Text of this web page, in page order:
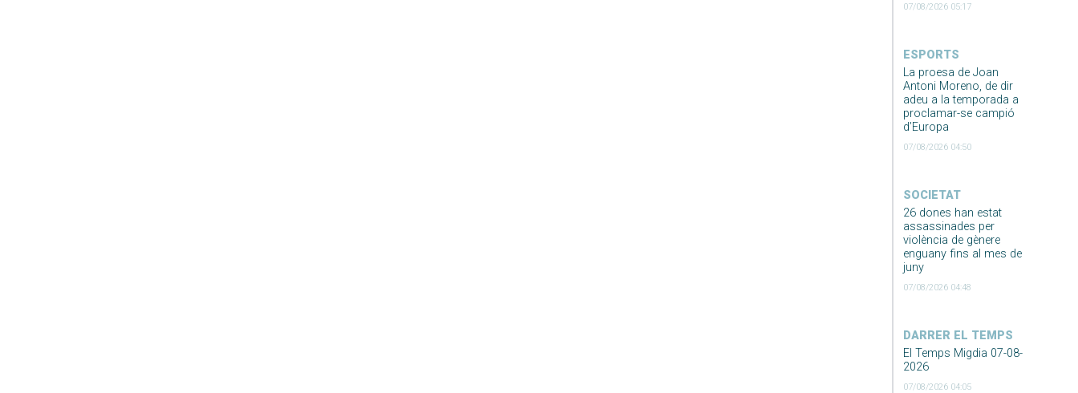
07/08/2026 05:17
ESPORTS
La proesa de Joan
Antoni Moreno, de dir
adeu a la temporada a
proclamar-se campió
d’Europa
07/08/2026 04:50
SOCIETAT
26 dones han estat
assassinades per
violència de gènere
enguany fins al mes de
juny
07/08/2026 04:48
DARRER EL TEMPS
El Temps Migdia 07-08-
2026
07/08/2026 04:05